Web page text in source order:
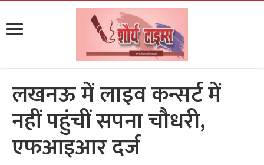
लखनऊ में लाइव कन्सर्ट में
नहीं पहुंचीं सपना चौधरी,
एफआइआर दर्ज